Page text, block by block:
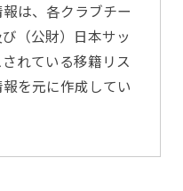
は、各クラブチー
（公財）日本サッ
れている移籍リス
を元に作成してい